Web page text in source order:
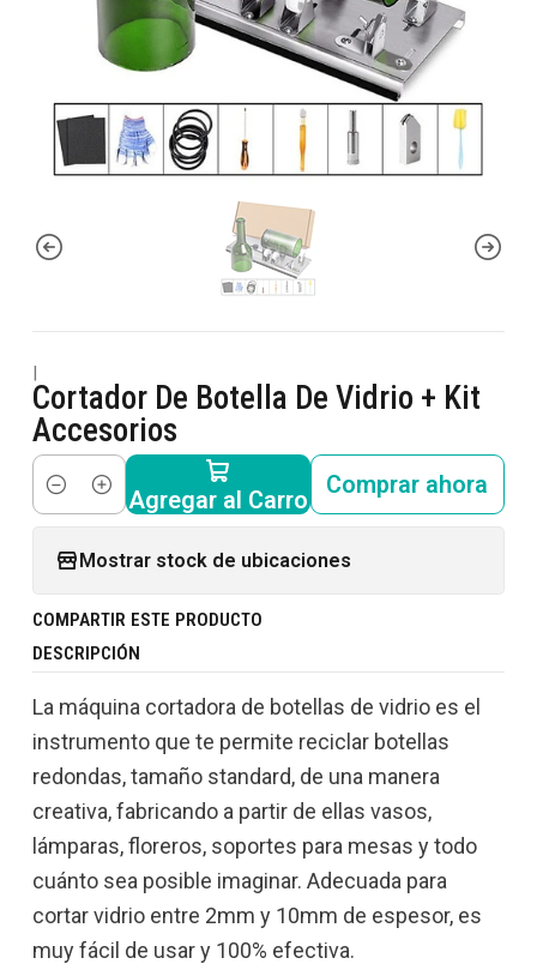
|
Cortador De Botella De Vidrio + Kit
Accesorios
Cantidad Agregar al Carro
Comprar ahora
Mostrar stock de ubicaciones
COMPARTIR ESTE PRODUCTO
DESCRIPCIÓN
La máquina cortadora de botellas de vidrio es el
instrumento que te permite reciclar botellas
redondas, tamaño standard, de una manera
creativa, fabricando a partir de ellas vasos,
lámparas, floreros, soportes para mesas y todo
cuánto sea posible imaginar. Adecuada para
cortar vidrio entre 2mm y 10mm de espesor, es
muy fácil de usar y 100% efectiva.